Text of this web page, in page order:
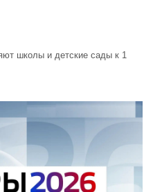
школы и детские сады к 1